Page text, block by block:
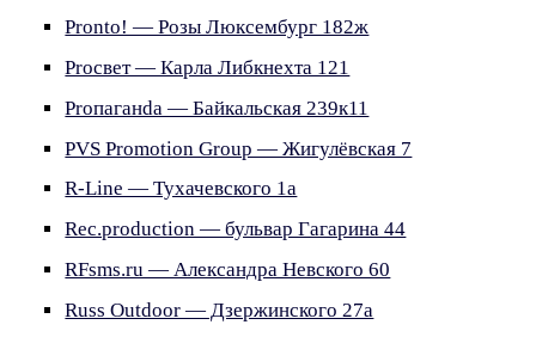
Pronto! — Розы Люксембург 182ж
Proсвет — Карла Либкнехта 121
Prопаганdа — Байкальская 239к11
PVS Promotion Group — Жигулёвская 7
R-Line — Тухачевского 1а
Rec.production — бульвар Гагарина 44
RFsms.ru — Александра Невского 60
Russ Outdoor — Дзержинского 27а